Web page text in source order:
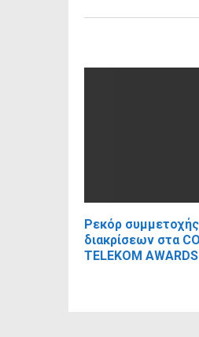
Ρεκόρ συμμετοχής
διακρίσεων στα
TELEKOM